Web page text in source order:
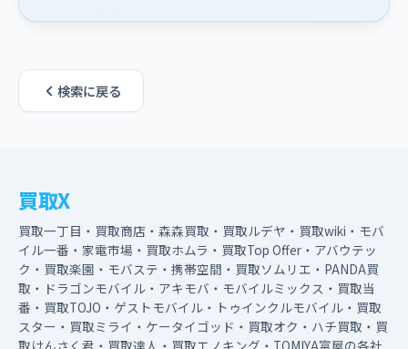
検索に戻る
買取X
買取一丁目・買取商店・森森買取・買取ルデヤ・買取wiki・モバ
イル一番・家電市場・買取ホムラ・買取Top Offer・アバウテッ
ク・買取楽園・モバステ・携帯空間・買取ソムリエ・PANDA買
取・ドラゴンモバイル・アキモバ・モバイルミックス・買取当
番・買取TOJO・ゲストモバイル・トゥインクルモバイル・買取
スター・買取ミライ・ケータイゴッド・買取オク・ハチ買取・買
取けんさく君・買取達人・買取エノキング・TOMIYA富屋の各社